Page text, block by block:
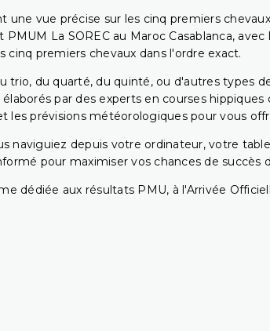
une vue précise sur les cinq premiers
La SOREC au Maroc Casablanca,
cinq premiers chevaux dans l'ordre exact.
trio, du quarté, du quinté, ou d'autres types
par des experts en courses
les prévisions météorologiques pour vous
naviguiez depuis votre ordinateur, votre
pour maximiser vos chances de succès
dédiée aux résultats PMU, à l'Arrivée